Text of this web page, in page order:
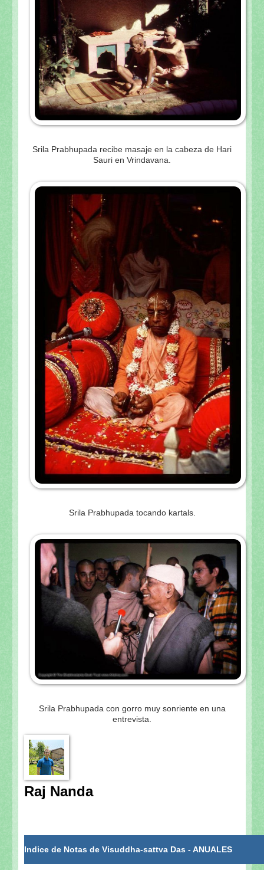
Srila Prabhupada recibe masaje en la cabeza de Hari
Sauri en Vrindavana.
Srila Prabhupada tocando kartals.
Srila Prabhupada con gorro muy sonriente en una
entrevista.
Raj Nanda
Indice de Notas de Visuddha-sattva Das - ANUALES